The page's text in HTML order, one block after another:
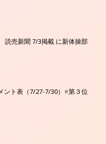
売新聞 7/3掲載 に新体操部
ト表（7/27-7/30）⭐第３位